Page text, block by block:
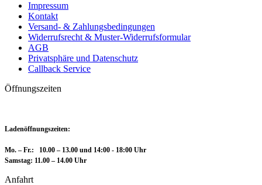
Impressum
Kontakt
Versand- & Zahlungsbedingungen
Widerrufsrecht & Muster-Widerrufsformular
AGB
Privatsphäre und Datenschutz
Callback Service
Öffnungszeiten
Ladenöffnungszeiten:
Mo. – Fr.: 10.00 – 13.00 und 14:00 - 18:00 Uhr
Samstag: 11.00 – 14.00 Uhr
Anfahrt